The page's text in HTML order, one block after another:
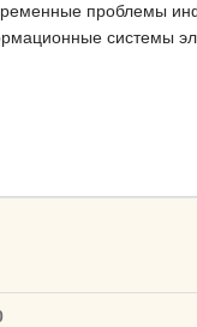
проблемы
системы